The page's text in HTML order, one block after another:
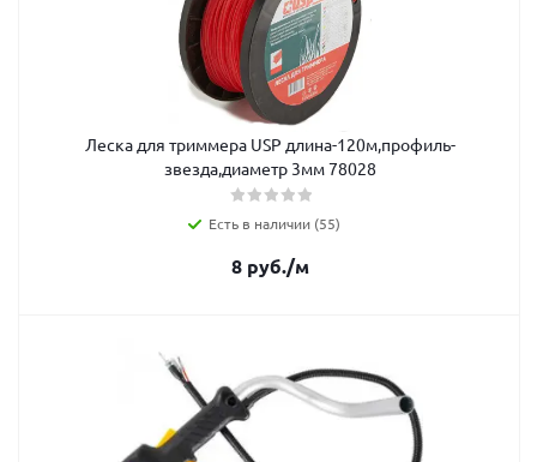
Леска для триммера USP длина-120м,профиль-
звезда,диаметр 3мм 78028
Есть в наличии (55)
8руб./м